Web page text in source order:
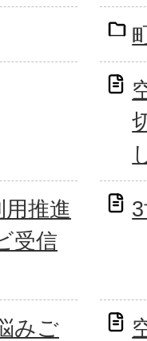
推進
受信
みご